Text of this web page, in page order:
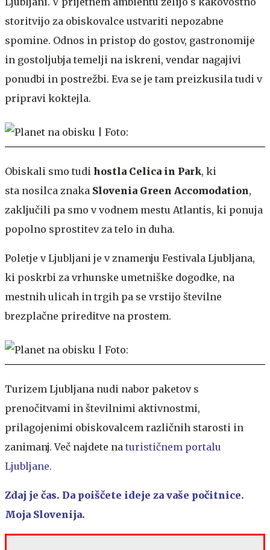
storitvijo za obiskovalce ustvariti nepozabne
spomine. Odnos in pristop do gostov, gastronomije
in gostoljubja temelji na iskreni, vendar nagajivi
ponudbi in postrežbi. Eva se je tam preizkusila tudi v
pripravi koktejla.
Obiskali smo tudi hostla Celica in Park, ki
sta nosilca znaka Slovenia Green Accomodation,
zaključili pa smo v vodnem mestu Atlantis, ki ponuja
popolno sprostitev za telo in duha.
Poletje v Ljubljani je v znamenju Festivala Ljubljana,
ki poskrbi za vrhunske umetniške dogodke, na
mestnih ulicah in trgih pa se vrstijo številne
brezplačne prireditve na prostem.
Turizem Ljubljana nudi nabor paketov s
prenočitvami in številnimi aktivnostmi,
prilagojenimi obiskovalcem različnih starosti in
zanimanj. Več najdete na turističnem portalu
Ljubljane.
Zdaj je čas. Da poiščete ideje za vaše počitnice.
Moja Slovenija.